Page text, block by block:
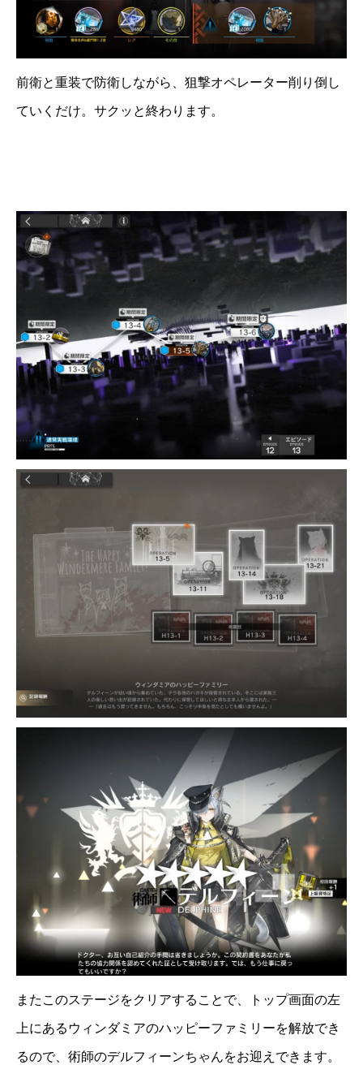
前衛と重装で防衛しながら、狙撃オペレーター削り倒し
ていくだけ。サクッと終わります。
またこのステージをクリアすることで、トップ画面の左
上にあるウィンダミアのハッピーファミリーを解放でき
るので、術師のデルフィーンちゃんをお迎えできます。